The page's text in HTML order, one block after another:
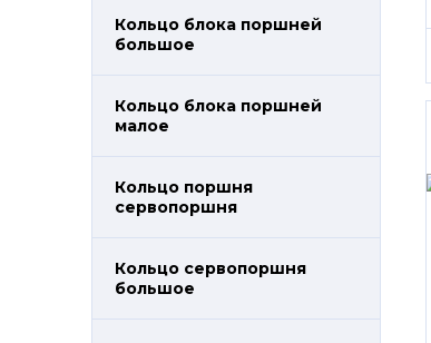
Кольцо блока поршней
большое
Кольцо блока поршней
малое
Кольцо поршня
сервопоршня
Кольцо сервопоршня
большое